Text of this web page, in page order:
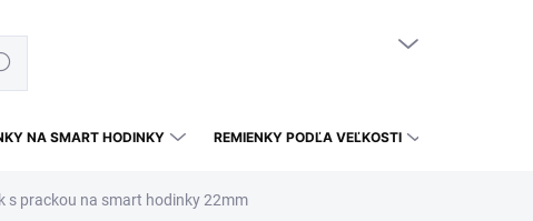
NÁKUPNÝ KOŠÍK
NA SMART HODINKY REMIENKY PODĽA VEĽKOSTI
s prackou na smart hodinky 22mm